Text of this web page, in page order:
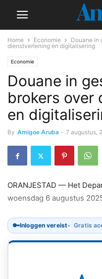
Home Economie
Douane in
dienstverlening en digitalisering
Economie
Douane in
brokers over
en
By Amigoe Aruba - 7 augustus,
ORANJESTAD — Het
woensdag 6 augustus
🔑Inloggen vereist Gratis